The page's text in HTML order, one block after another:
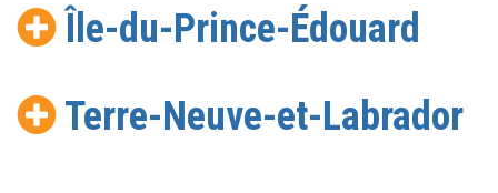
Île-du-Prince-Édouard
Terre-Neuve-et-Labrador